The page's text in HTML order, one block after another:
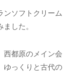
ンソフトクリーム
した。
西都原のメイン会
ゆっくりと古代の